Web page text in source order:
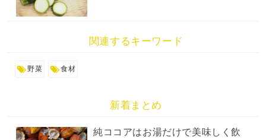
関連するキーワード
野菜 食材
新着まとめ
純ココアはお湯だけで美味しく飲